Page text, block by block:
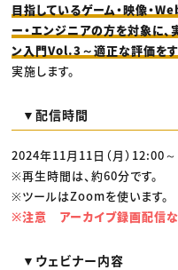
目指しているゲーム・映像・
ー・エンジニアの方を対象に、
ン入門Vol.3～適正な評価を
実施します。
▼配信時間
2024年11月11日（月）12:00～
※再生時間は、約60分です。
※ツールはZoomを使います。
※注意 アーカイブ録画配信な
▼ウェビナー内容